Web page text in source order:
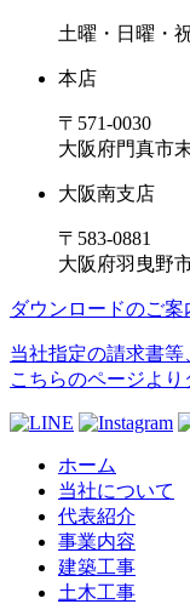
土曜・日曜・
本店
〒571-0030
大阪府門真市
大阪南支店
〒583-0881
大阪府羽曳野
ダウンロードのご案
当社指定の請求書等
こちらのページより
ホーム
当社について
代表紹介
事業内容
建築工事
土木工事